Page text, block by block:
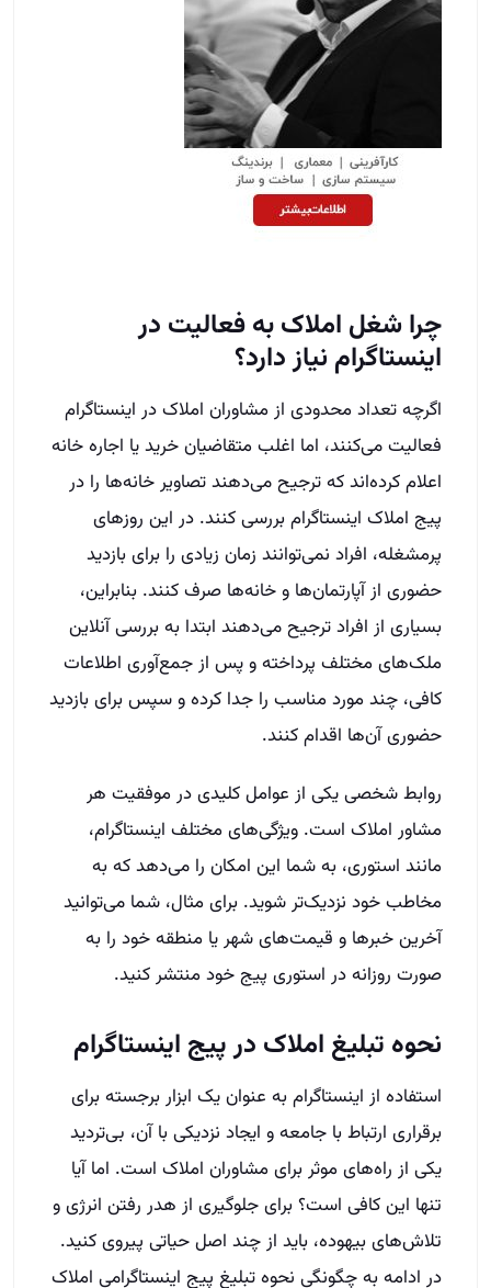
چرا شغل املاک به فعالیت در
اینستاگرام نیاز دارد؟
اگرچه تعداد محدودی از مشاوران املاک در اینستاگرام
فعالیت می‌کنند، اما اغلب متقاضیان خرید یا اجاره خانه
اعلام کرده‌اند که ترجیح می‌دهند تصاویر خانه‌ها را در
پیج املاک اینستاگرام بررسی کنند. در این روزهای
پرمشغله، افراد نمی‌توانند زمان زیادی را برای بازدید
حضوری از آپارتمان‌ها و خانه‌ها صرف کنند. بنابراین،
بسیاری از افراد ترجیح می‌دهند ابتدا به بررسی آنلاین
ملک‌های مختلف پرداخته و پس از جمع‌آوری اطلاعات
کافی، چند مورد مناسب را جدا کرده و سپس برای بازدید
حضوری آن‌ها اقدام کنند.
روابط شخصی یکی از عوامل کلیدی در موفقیت هر
مشاور املاک است. ویژگی‌های مختلف اینستاگرام،
مانند استوری، به شما این امکان را می‌دهد که به
مخاطب خود نزدیک‌تر شوید. برای مثال، شما می‌توانید
آخرین خبرها و قیمت‌های شهر یا منطقه خود را به
صورت روزانه در استوری پیج خود منتشر کنید.
نحوه تبلیغ املاک در پیج اینستاگرام
استفاده از اینستاگرام به عنوان یک ابزار برجسته برای
برقراری ارتباط با جامعه و ایجاد نزدیکی با آن، بی‌تردید
یکی از راه‌های موثر برای مشاوران املاک است. اما آیا
تنها این کافی است؟ برای جلوگیری از هدر رفتن انرژی و
تلاش‌های بیهوده، باید از چند اصل حیاتی پیروی کنید.
در ادامه به چگونگی نحوه تبلیغ پیج اینستاگرامی املاک